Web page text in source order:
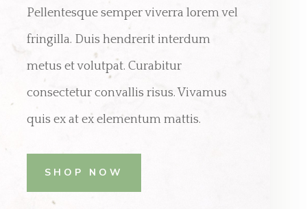
Pellentesque semper viverra lorem vel
fringilla. Duis hendrerit interdum
metus et volutpat. Curabitur
consectetur convallis risus. Vivamus
quis ex at ex elementum mattis.
SHOP NOW